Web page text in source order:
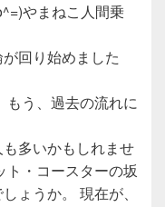
やまねこ人間乗
回り始めました
もう、過去の流れに
多いかもしれませ
ト・コースターの坂
ょうか。 現在が、